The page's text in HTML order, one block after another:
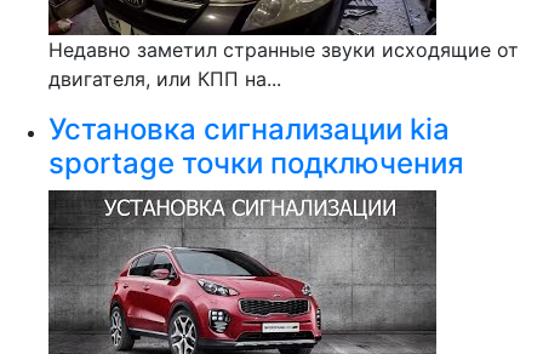
Недавно заметил странные звуки исходящие от
двигателя, или КПП на...
Установка сигнализации kia
sportage точки подключения